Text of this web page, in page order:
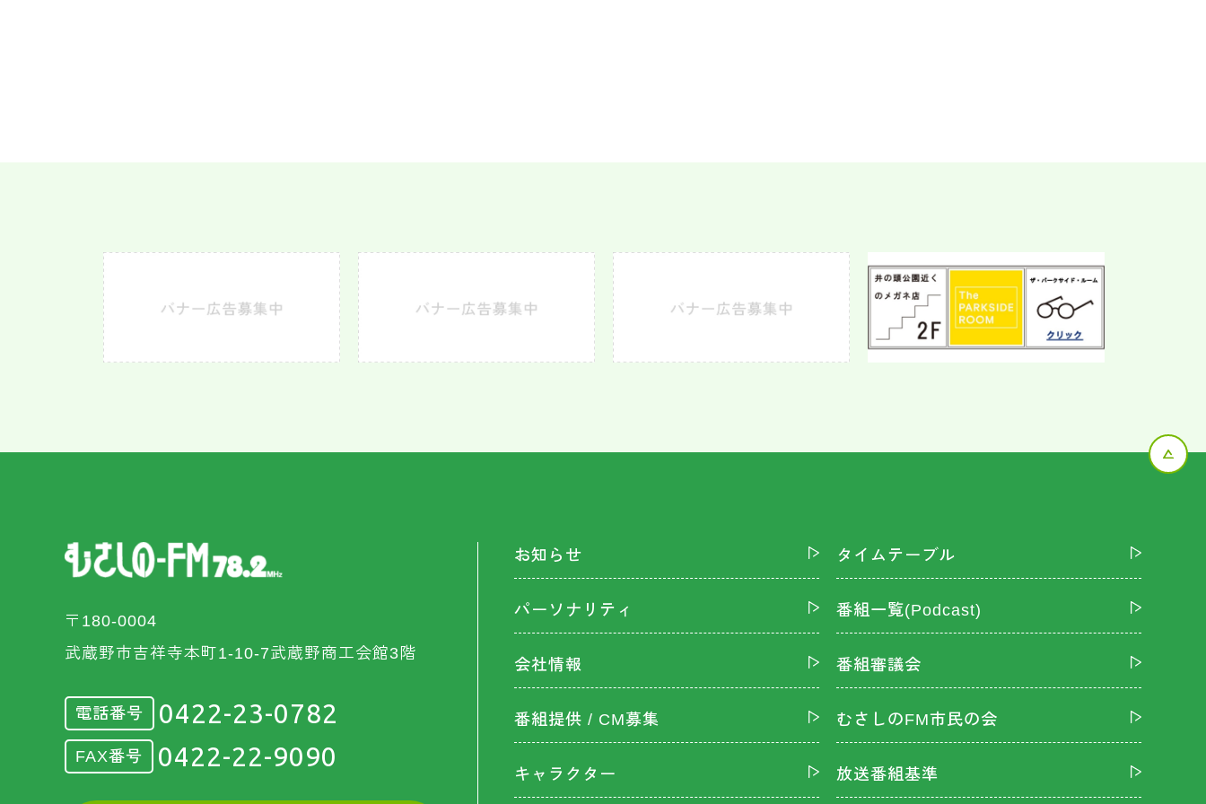
〒180-0004
武蔵野市吉祥寺本町1-10-7武蔵野商工会館3階
電話番号 0422-23-0782
FAX番号 0422-22-9090
お知らせ タイムテーブル
パーソナリティ 番組一覧(Podcast)
会社情報 番組審議会
番組提供 / CM募集 むさしのFM市民の会
キャラクター 放送番組基準